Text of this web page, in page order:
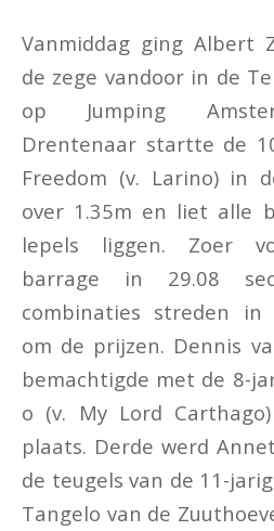
Vanmiddag ging Albert
de zege vandoor in de
op Jumping
Drentenaar startte de
Freedom (v. Larino) in
over 1.35m en liet alle
lepels liggen. Zoer
barrage in 29.08
combinaties streden in
om de prijzen. Dennis
bemachtigde met de 8-
o (v. My Lord
plaats. Derde werd
de teugels van de 11-
Tangelo van de